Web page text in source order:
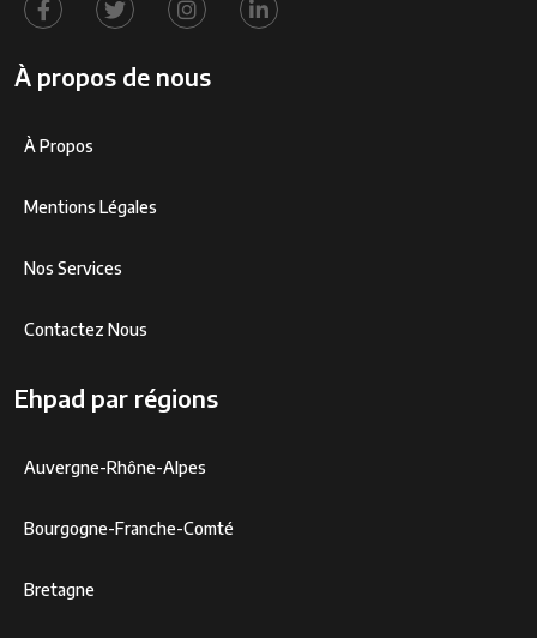
À propos de nous
À Propos
Mentions Légales
Nos Services
Contactez Nous
Ehpad par régions
Auvergne-Rhône-Alpes
Bourgogne-Franche-Comté
Bretagne